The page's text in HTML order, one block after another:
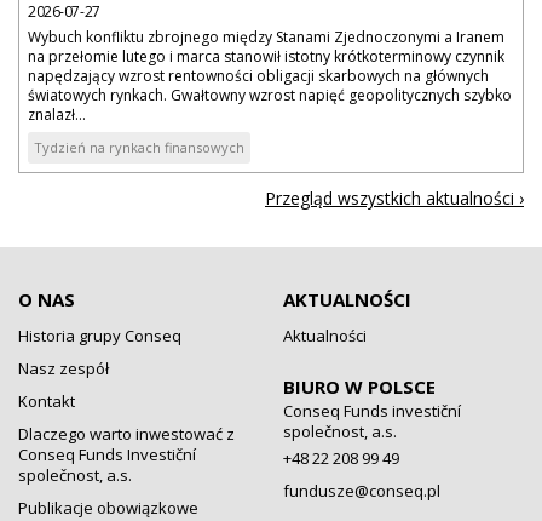
2026-07-27
Wybuch konfliktu zbrojnego między Stanami Zjednoczonymi a Iranem
na przełomie lutego i marca stanowił istotny krótkoterminowy czynnik
napędzający wzrost rentowności obligacji skarbowych na głównych
światowych rynkach. Gwałtowny wzrost napięć geopolitycznych szybko
znalazł...
Tydzień na rynkach finansowych
Przegląd wszystkich aktualności ›
O NAS
Historia grupy Conseq
Nasz zespół
Kontakt
Dlaczego warto inwestować z
Conseq Funds Investiční
společnost, a.s.
Publikacje obowiązkowe
AKTUALNOŚCI
Aktualności
BIURO W POLSCE
Conseq Funds investiční
společnost, a.s.
+48 22 208 99 49
fundusze@conseq.pl